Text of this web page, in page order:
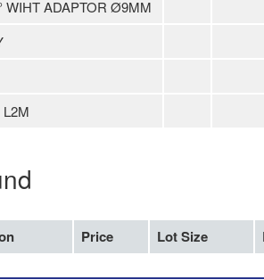
WIHT ADAPTOR Ø9MM
Price Lot Size